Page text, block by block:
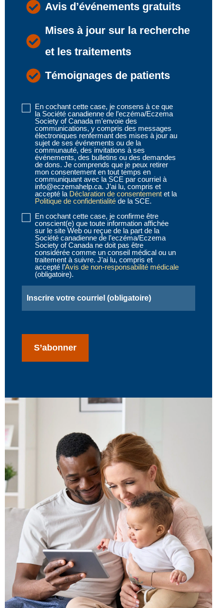
Avis d’événements gratuits
Mises à jour sur la recherche
et les traitements
Témoignages de patients
Disclaimer
(obligatoire)
En cochant cette case, je consens à ce que
la Société canadienne de l’eczéma/Eczema
Society of Canada m’envoie des
communications, y compris des messages
électroniques renfermant des mises à jour au
sujet de ses événements ou de la
communauté, des invitations à ses
événements, des bulletins ou des demandes
de dons. Je comprends que je peux retirer
mon consentement en tout temps en
communiquant avec la SCE par courriel à
info@eczemahelp.ca. J’ai lu, compris et
accepté la Déclaration de consentement et la
Politique de confidentialité de la SCE.
Disclaimer
(obligatoire)
En cochant cette case, je confirme être
conscient(e) que toute information affichée
sur le site Web ou reçue de la part de la
Société canadienne de l’eczéma/Eczema
Society of Canada ne doit pas être
considérée comme un conseil médical ou un
traitement à suivre. J’ai lu, compris et
accepté l’Avis de non-responsabilité médicale
(obligatoire).
S’abonner